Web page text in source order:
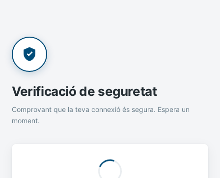
Verificació de seguretat
Comprovant que la teva connexió és segura. Espera un
moment.